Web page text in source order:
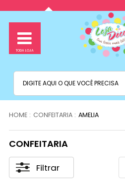
CONFEITARIA AMELIA
CONFEITARIA
Filtrar